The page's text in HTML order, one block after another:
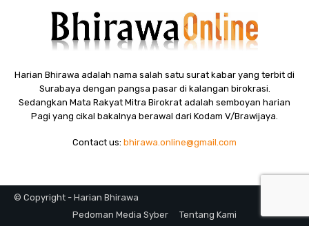
Harian Bhirawa adalah nama salah satu surat kabar yang terbit di
Surabaya dengan pangsa pasar di kalangan birokrasi.
Sedangkan Mata Rakyat Mitra Birokrat adalah semboyan harian
Pagi yang cikal bakalnya berawal dari Kodam V/Brawijaya.
Contact us: bhirawa.online@gmail.com
© Copyright - Harian Bhirawa
Pedoman Media Syber
Tentang Kami